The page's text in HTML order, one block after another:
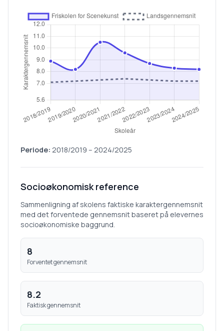
Periode: 2018/2019 – 2024/2025
Socioøkonomisk reference
Sammenligning af skolens faktiske karaktergennemsnit
med det forventede gennemsnit baseret på elevernes
socioøkonomiske baggrund.
8
Forventet gennemsnit
8.2
Faktisk gennemsnit